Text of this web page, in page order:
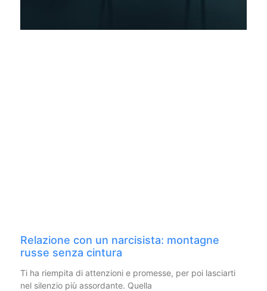
Relazione con un narcisista: montagne
russe senza cintura
Ti ha riempita di attenzioni e promesse, per poi lasciarti
nel silenzio più assordante. Quella